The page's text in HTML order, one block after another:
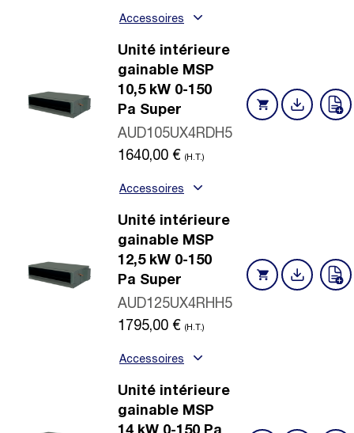
Accessoires
Unité intérieure
gainable MSP
10,5 kW 0-150
Pa Super
AUD105UX4RDH5
1640,00 € (H.T.)
Accessoires
Unité intérieure
gainable MSP
12,5 kW 0-150
Pa Super
AUD125UX4RHH5
1795,00 € (H.T.)
Accessoires
Unité intérieure
gainable MSP